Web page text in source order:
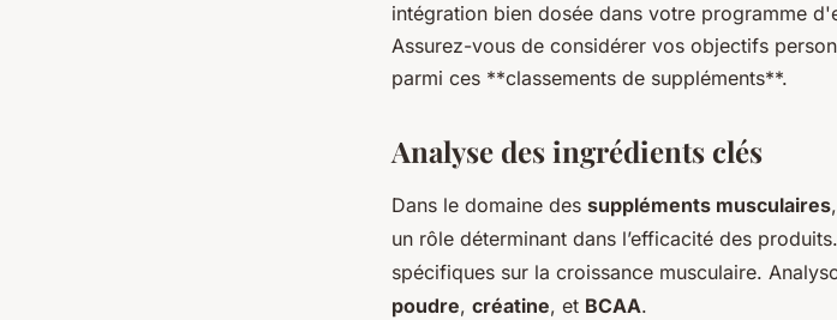
intégration bien dosée dans votre programme
Assurez-vous de considérer vos objectifs
parmi ces **classements de suppléments**.
Analyse des ingrédients clés
Dans le domaine des suppléments musculaires
un rôle déterminant dans l’efficacité des
spécifiques sur la croissance musculaire.
poudre, créatine, et BCAA.